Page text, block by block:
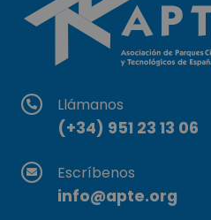
Llámanos
(+34) 951 23 13 06
Escríbenos
info@apte.org